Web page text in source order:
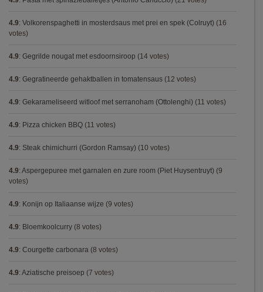
4.9: Volkorenspaghetti in mosterdsaus met prei en spek (Colruyt) (16
votes)
4.9: Gegrilde nougat met esdoornsiroop (14 votes)
4.9: Gegratineerde gehaktballen in tomatensaus (12 votes)
4.9: Gekarameliseerd witloof met serranoham (Ottolenghi) (11 votes)
4.9: Pizza chicken BBQ (11 votes)
4.9: Steak chimichurri (Gordon Ramsay) (10 votes)
4.9: Aspergepuree met garnalen en zure room (Piet Huysentruyt) (9
votes)
4.9: Konijn op Italiaanse wijze (9 votes)
4.9: Bloemkoolcurry (8 votes)
4.9: Courgette carbonara (8 votes)
4.9: Aziatische preisoep (7 votes)